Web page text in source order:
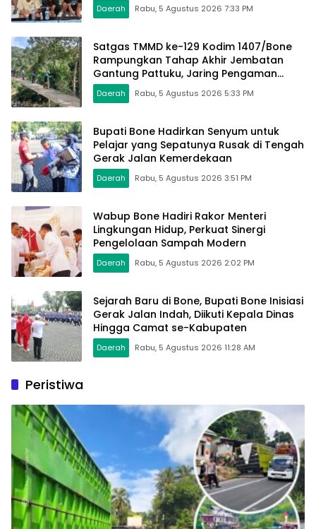
Daerah Rabu, 5 Agustus 2026 7:33 PM
Satgas TMMD ke-129 Kodim 1407/Bone
Rampungkan Tahap Akhir Jembatan
Gantung Pattuku, Jaring Pengaman
Mulai Terpasang
Daerah Rabu, 5 Agustus 2026 5:33 PM
Bupati Bone Hadirkan Senyum untuk
Pelajar yang Sepatunya Rusak di Tengah
Gerak Jalan Kemerdekaan
Daerah Rabu, 5 Agustus 2026 3:51 PM
Wabup Bone Hadiri Rakor Menteri
Lingkungan Hidup, Perkuat Sinergi
Pengelolaan Sampah Modern
Daerah Rabu, 5 Agustus 2026 2:02 PM
Sejarah Baru di Bone, Bupati Bone Inisiasi
Gerak Jalan Indah, Diikuti Kepala Dinas
Hingga Camat se-Kabupaten
Daerah Rabu, 5 Agustus 2026 11:28 AM
Peristiwa